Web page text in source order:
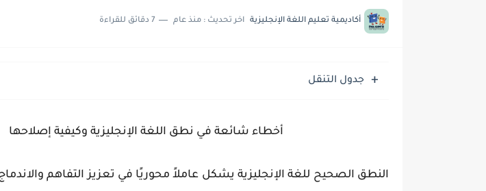
أكاديمية تعليم اللغة الإنجليزية اخر تحديث : منذ عام 7 دقائق للقراءة
جدول التنقل
أخطاء شائعة في نطق اللغة الإنجليزية وكيفية إصلاحها
النطق الصحيح للغة الإنجليزية يشكل عاملاً محوريًا في تعزيز التفاهم